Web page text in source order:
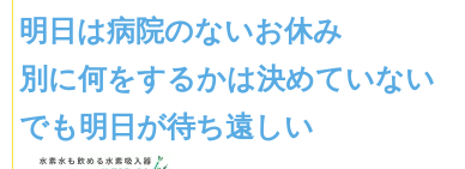
明日は病院のないお休み
別に何をするかは決めていない
でも明日が待ち遠しい